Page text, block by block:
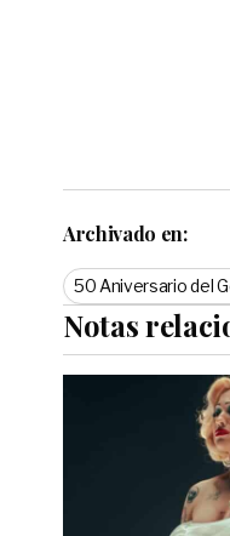
Archivado en:
50 Aniversario del
Notas